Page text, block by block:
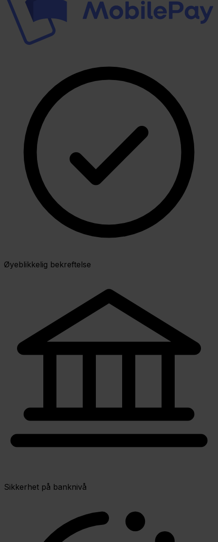
Øyeblikkelig bekreftelse
Sikkerhet på banknivå